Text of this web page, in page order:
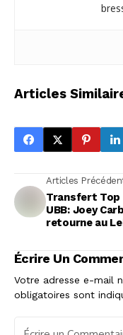
Articles
Articles
Transfert Top
UBB: Joey
retourne au
Écrire Un
Votre adresse e-mail
obligatoires sont